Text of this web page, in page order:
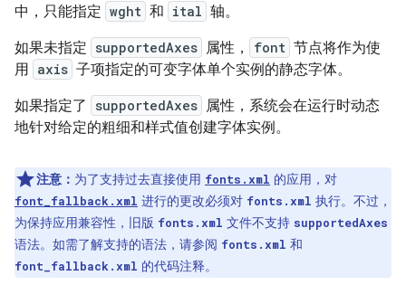
中，只能指定 wght 和 ital 轴。
如果未指定 supportedAxes 属性， font 节点将作为使
用 axis 子项指定的可变字体单个实例的静态字体。
如果指定了
supportedAxes 属性，系统会在运行时动态
地针对给定的粗细和样式值创建字体实例。
注意： 为了支持过去直接使用 fonts.xml 的应用，对
font_fallback.xml 进行的更改必须对 fonts.xml 执行。不过，
为保持应用兼容性，旧版 fonts.xml 文件不支持 supportedAxes
语法。如需了解支持的语法，请参阅 fonts.xml 和
font_fallback.xml 的代码注释。